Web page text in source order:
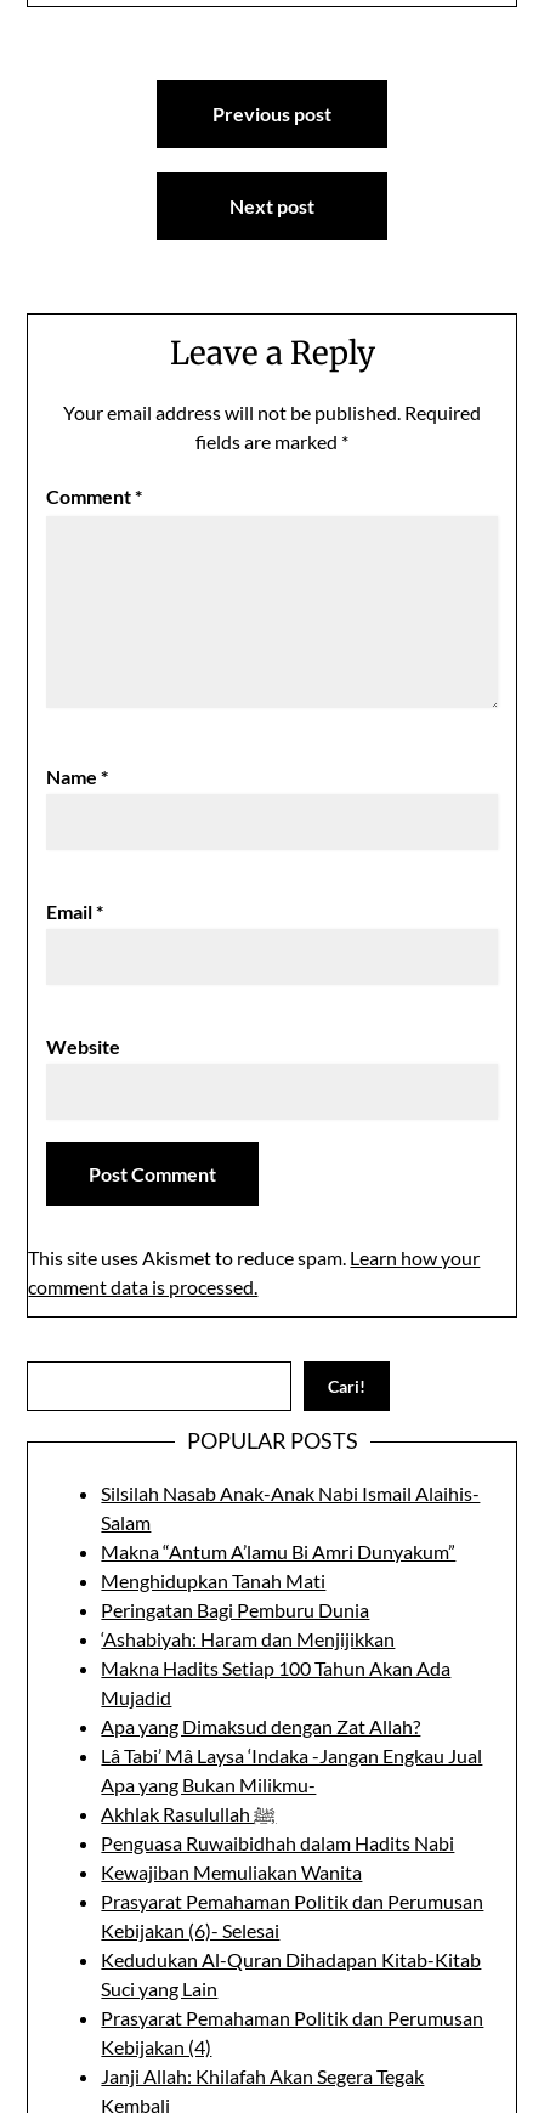
Previous post
Next post
Leave a Reply
Your email address will not be published. Required
fields are marked *
Comment*
Name*
Email*
Website
This site uses Akismet to reduce spam. Learn how your
comment data is processed.
Cari!
POPULAR POSTS
Silsilah Nasab Anak-Anak Nabi Ismail Alaihis-
Salam
Makna “Antum A’lamu Bi Amri Dunyakum”
Menghidupkan Tanah Mati
Peringatan Bagi Pemburu Dunia
‘Ashabiyah: Haram dan Menjijikkan
Makna Hadits Setiap 100 Tahun Akan Ada
Mujadid
Apa yang Dimaksud dengan Zat Allah?
Lâ Tabi’ Mâ Laysa ‘Indaka -Jangan Engkau Jual
Apa yang Bukan Milikmu-
Akhlak Rasulullah ﷺ
Penguasa Ruwaibidhah dalam Hadits Nabi
Kewajiban Memuliakan Wanita
Prasyarat Pemahaman Politik dan Perumusan
Kebijakan (6)- Selesai
Kedudukan Al-Quran Dihadapan Kitab-Kitab
Suci yang Lain
Prasyarat Pemahaman Politik dan Perumusan
Kebijakan (4)
Janji Allah: Khilafah Akan Segera Tegak
Kembali